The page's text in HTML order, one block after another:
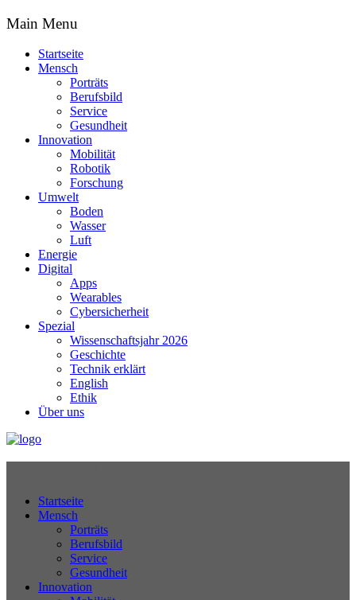
Main Menu
Startseite
Mensch
Porträts
Berufsbild
Service
Gesundheit
Innovation
Mobilität
Robotik
Forschung
Umwelt
Boden
Wasser
Luft
Energie
Digital
Apps
Wearables
Cybersicherheit
Spezial
Wissenschaftsjahr 2026
Geschichte
Technik erklärt
English
Ethik
Über uns
Startseite
Mensch
Porträts
Berufsbild
Service
Gesundheit
Innovation